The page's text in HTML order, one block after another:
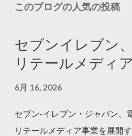
このブログの人気の投稿
セブンイレブン
リテールメディ
6月 16, 2026
セブン‐イレブン・ジャパン、
リテールメディア事業を展開